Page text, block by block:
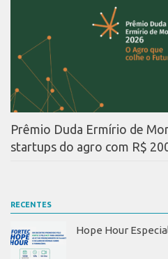
Prêmio Duda Ermírio de
startups do agro com R$
RECENTES
Hope Hour